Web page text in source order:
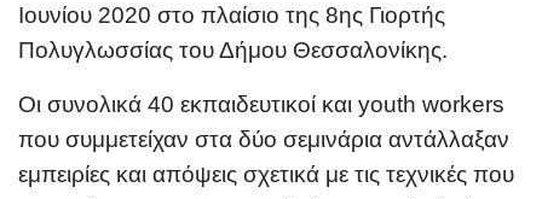
Ιουνίου 2020 στο πλαίσιο της 8ης Γιορτής
Πολυγλωσσίας του Δήμου Θεσσαλονίκης.
Οι συνολικά 40 εκπαιδευτικοί και youth workers
που συμμετείχαν στα δύο σεμινάρια αντάλλαξαν
εμπειρίες και απόψεις σχετικά με τις τεχνικές που